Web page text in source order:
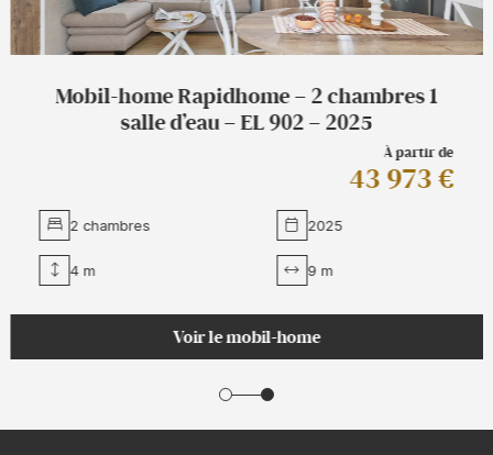
Mobil-home Rapidhome – 2 chambres 1
salle d’eau – EL 902 – 2025
À partir de
43 973 €
2 chambres 2025
4 m 9 m
Voir le mobil-home